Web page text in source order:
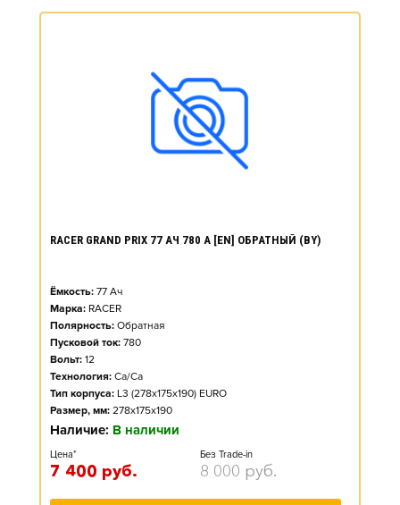
RACER GRAND PRIX 77 АЧ 780 А [EN] ОБРАТНЫЙ (BY)
Ёмкость: 77 Ач
Марка: RACER
Полярность: Обратная
Пусковой ток: 780
Вольт: 12
Технология: Ca/Ca
Тип корпуса: L3 (278x175x190) EURO
Размер, мм: 278x175x190
Наличие: В наличии
Цена*
7 400 руб.
Без Trade-in
8 000 руб.